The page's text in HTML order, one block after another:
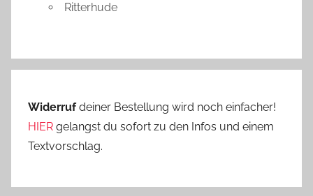
Ritterhude
Widerrufdeiner Bestellung wird noch einfacher!
HIER gelangst du sofort zu den Infos und einem
Textvorschlag.